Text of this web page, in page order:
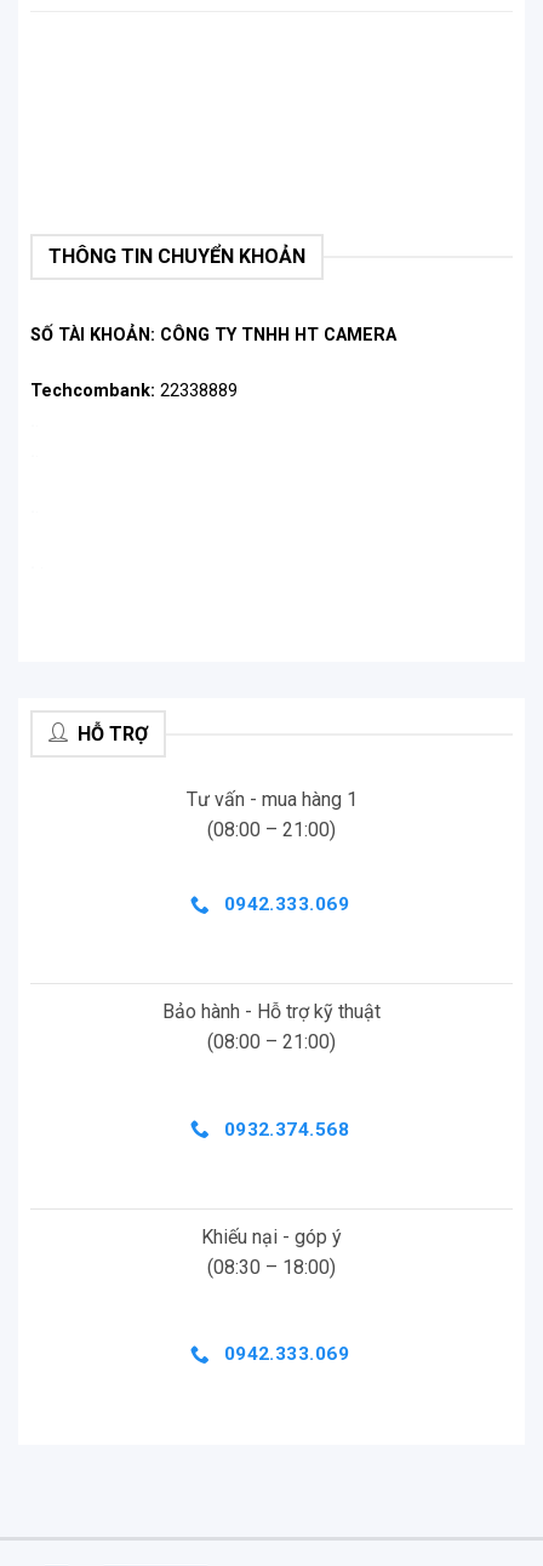
THÔNG TIN CHUYỂN KHOẢN
SỐ TÀI KHOẢN: CÔNG TY TNHH HT CAMERA
Techcombank: 22338889
HỖ TRỢ
Tư vấn - mua hàng 1
(08:00 – 21:00)
0942.333.069
Bảo hành - Hỗ trợ kỹ thuật
(08:00 – 21:00)
0932.374.568
Khiếu nại - góp ý
(08:30 – 18:00)
0942.333.069